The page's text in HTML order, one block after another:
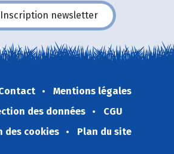
Inscription newsletter
Mentions légales
des données
CGU
des cookies
Plan du site